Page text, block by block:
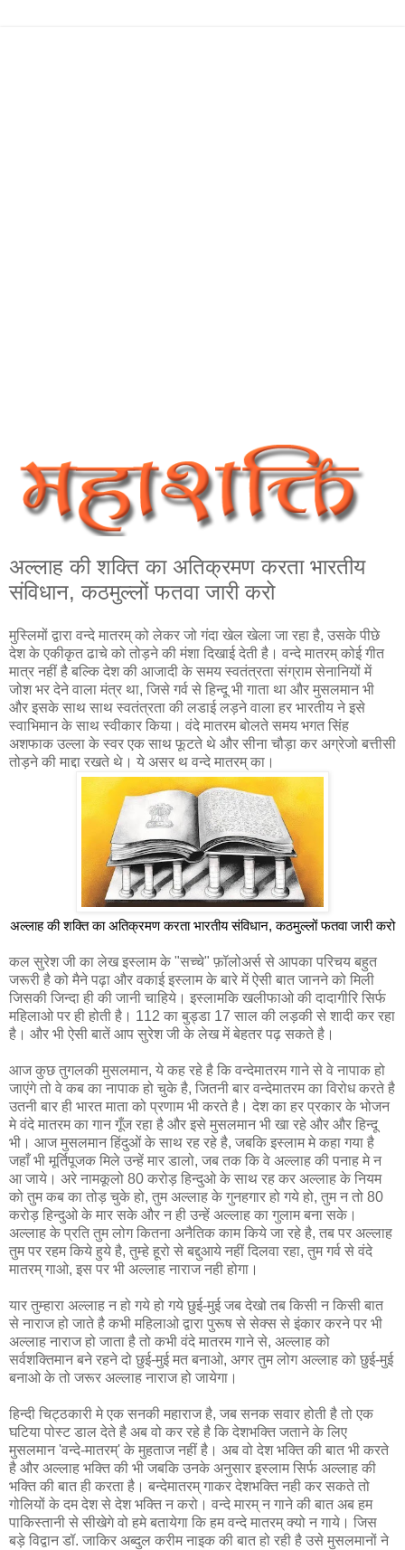
अल्लाह की शक्ति का अतिक्रमण करता भारतीय
संविधान, कठमुल्लों फतवा जारी करो
मुस्लिमों द्वारा वन्दे मातरम् को लेकर जो गंदा खेल खेला जा रहा है, उसके पीछे
देश के एकीकृत ढाचे को तोड़ने की मंशा दिखाई देती है। वन्दे मातरम् कोई गीत
मात्र नहीं है बल्कि देश की आजादी के समय स्वतंत्रता संग्राम सेनानियों में
जोश भर देने वाला मंत्र था, जिसे गर्व से हिन्दू भी गाता था और मुसलमान भी
और इसके साथ साथ स्वतंत्रता की लडाई लड़ने वाला हर भारतीय ने इसे
स्वाभिमान के साथ स्वीकार किया। वंदे मातरम बोलते समय भगत सिंह
अशफाक उल्ला के स्वर एक साथ फूटते थे और सीना चौड़ा कर अग्रेजो बत्तीसी
तोड़ने की माद्दा रखते थे। ये असर थ वन्दे मातरम् का।
अल्लाह की शक्ति का अतिक्रमण करता भारतीय संविधान, कठमुल्लों फतवा जारी करो
कल सुरेश जी का लेख इस्लाम के "सच्चे" फ़ॉलोअर्स से आपका परिचय बहुत
जरूरी है को मैने पढ़ा और वकाई इस्‍लाम के बारे में ऐसी बात जानने को मिली
जिसकी जिन्दा ही की जानी चाहिये। इस्‍लामकि खलीफाओ की दादागीरि सिर्फ
महिलाओ पर ही होती है। 112 का बुड्डा 17 साल की लड़की से शादी कर रहा
है। और भी ऐसी बातें आप सुरेश जी के लेख में बेहतर पढ़ सकते है।
आज कुछ तुगलकी मुसलमान, ये कह रहे है कि वन्देमातरम गाने से वे नापाक हो
जाएंगे तो वे कब का नापाक हो चुके है, जितनी बार वन्देमातरम का विरोध करते है
उतनी बार ही भारत माता को प्रणाम भी करते है। देश का हर प्रकार के भोजन
मे वंदे मातरम का गान गूँज रहा है और इसे मुसलमान भी खा रहे और और हिन्दू
भी। आज मुसलमान हिंदुओं के साथ रह रहे है, जबकि इस्लाम मे कहा गया है
जहाँ भी मूर्तिपूजक मिले उन्हें मार डालो, जब तक कि वे अल्‍लाह की पनाह मे न
आ जाये। अरे नामकूलो 80 करोड़ हिन्दुओ के साथ रह कर अल्‍लाह के नियम
को तुम कब का तोड़ चुके हो, तुम अल्लाह के गुनहगार हो गये हो, तुम न तो 80
करोड़ हिन्दुओ के मार सके और न ही उन्हें अल्लाह का गुलाम बना सके।
अल्लाह के प्रति तुम लोग कितना अनैतिक काम किये जा रहे है, तब पर अल्लाह
तुम पर रहम किये हुये है, तुम्हे हूरो से बद्दुआये नहीं दिलवा रहा, तुम गर्व से वंदे
मातरम् गाओ, इस पर भी अल्लाह नाराज नही होगा।
यार तुम्हारा अल्लाह न हो गये हो गये छुई-मुई जब देखो तब किसी न किसी बात
से नाराज हो जाते है कभी महिलाओ द्वारा पुरूष से सेक्‍स से इंकार करने पर भी
अल्लाह नाराज हो जाता है तो कभी वंदे मातरम गाने से, अल्लाह को
सर्वशक्तिमान बने रहने दो छुई-मुई मत बनाओ, अगर तुम लोग अल्लाह को छुई-मुई
बनाओ के तो जरूर अल्लाह नाराज हो जायेगा।
हिन्‍दी चिट्ठकारी मे एक सनकी महाराज है, जब सनक सवार होती है तो एक
घटिया पोस्‍ट डाल देते है अब वो कर रहे है कि देशभक्ति जताने के लिए
मुसलमान 'वन्दे-मातरम्' के मुहताज नहीं है। अब वो देश भक्ति की बात भी करते
है और अल्लाह भक्ति की भी जबकि उनके अनुसार इस्लाम सिर्फ अल्लाह की
भक्ति की बात ही करता है। बन्देमातरम् गाकर देशभक्ति नही कर सकते तो
गोलियों के दम देश से देश भक्ति न करो। वन्दे मारम् न गाने की बात अब हम
पाकिस्‍तानी से सीखेगे वो हमे बतायेगा कि हम वन्दे मातरम् क्‍यो न गाये। जिस
बड़े विद्वान डॉ. जाकिर अब्दुल करीम नाइक की बात हो रही है उसे मुसलमानों ने